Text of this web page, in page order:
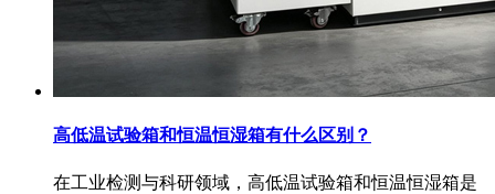
高低温试验箱和恒温恒湿箱有什么区别？
在工业检测与科研领域，高低温试验箱和恒温恒湿箱是